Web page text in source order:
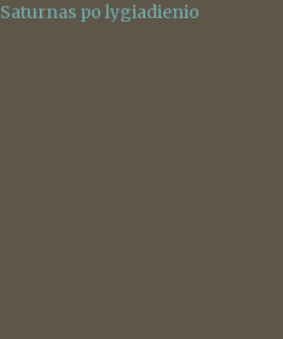
Saturnas po lygiadienio